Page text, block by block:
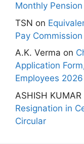
Monthly
TSN on
Pay
A.K. Verma on
Application
Employees 2026
ASHISH KUMAR
Resignation in
Circular